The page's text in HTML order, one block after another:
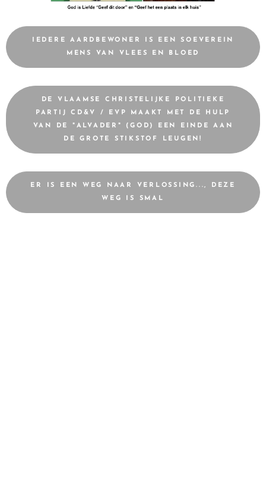
IEDERE AARDBEWONER IS EEN SOEVEREIN
MENS VAN VLEES EN BLOED
DE VLAAMSE CHRISTELIJKE POLITIEKE
PARTIJ CD&V / EVP MAAKT MET DE HULP
VAN DE "ALVADER" (GOD) EEN EINDE AAN
DE GROTE STIKSTOF LEUGEN!
ER IS EEN WEG NAAR VERLOSSING..., DEZE
WEG IS SMAL